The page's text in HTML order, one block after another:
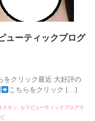
ューティックプログ
をクリック最近 大好評の
こちらをクリック […]
スキン, セラピューティックプログラ